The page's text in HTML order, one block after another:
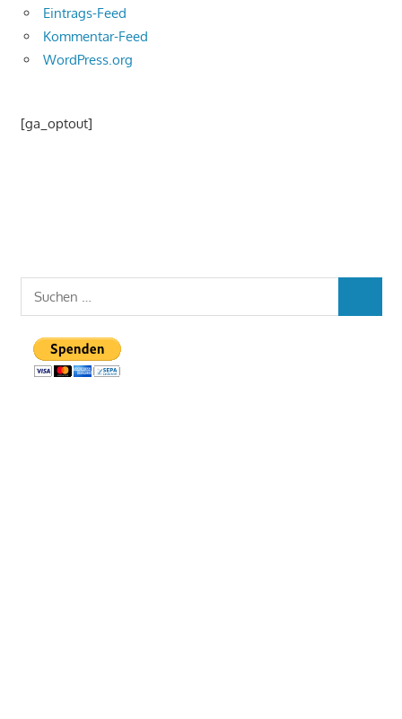
Eintrags-Feed
Kommentar-Feed
WordPress.org
[ga_optout]
Suchen
nach: